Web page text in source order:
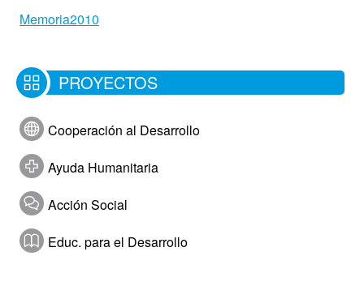
Transparencia
Trabajo en Red
Cooperación al Desarrollo
Ayuda Humanitaria
Acción Social
Educación para el Desarrollo
Memoria2010
PROYECTOS
Cooperación al Desarrollo
Ayuda Humanitaria
Acción Social
Educ. para el Desarrollo